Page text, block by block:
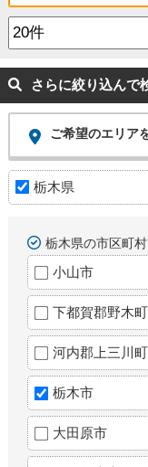
さらに絞り込んで
ご希望のエリア
栃木県
栃木県の市区町
小山市
下都賀郡野木町
河内郡上三川町
栃木市
大田原市